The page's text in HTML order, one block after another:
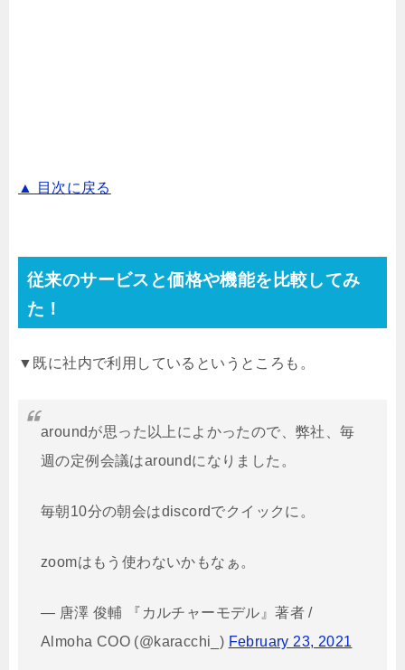
▲ 目次に戻る
従来のサービスと価格や機能を比較してみ
た！
▼既に社内で利用しているというところも。
aroundが思った以上によかったので、弊社、毎
週の定例会議はaroundになりました。
毎朝10分の朝会はdiscordでクイックに。
zoomはもう使わないかもなぁ。
— 唐澤 俊輔 『カルチャーモデル』著者 /
Almoha COO (@karacchi_) February 23, 2021